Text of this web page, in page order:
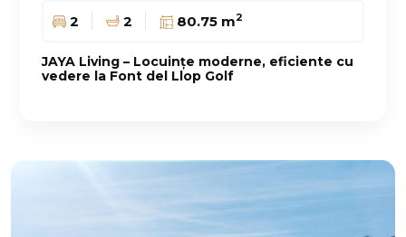
2 2 80.75 m2
JAYA Living – Locuințe moderne, eficiente cu
vedere la Font del Llop Golf